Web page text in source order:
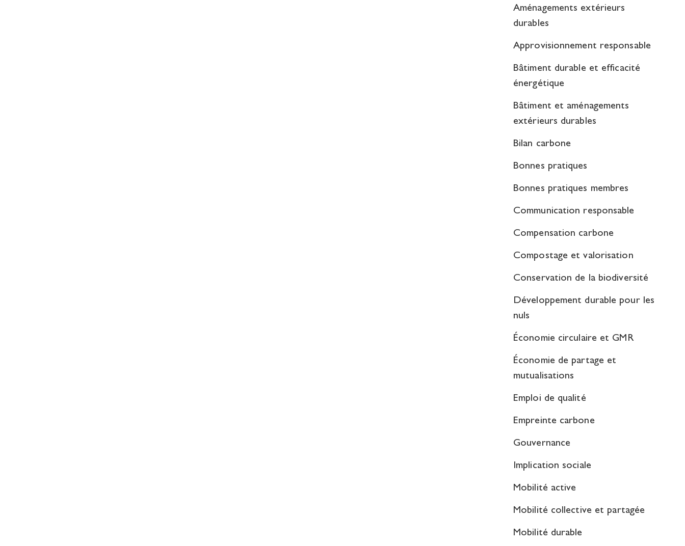
Aménagements extérieurs
durables
Approvisionnement responsable
Bâtiment durable et efficacité
énergétique
Bâtiment et aménagements
extérieurs durables
Bilan carbone
Bonnes pratiques
Bonnes pratiques membres
Communication responsable
Compensation carbone
Compostage et valorisation
Conservation de la biodiversité
Développement durable pour les
nuls
Économie circulaire et GMR
Économie de partage et
mutualisations
Emploi de qualité
Empreinte carbone
Gouvernance
Implication sociale
Mobilité active
Mobilité collective et partagée
Mobilité durable